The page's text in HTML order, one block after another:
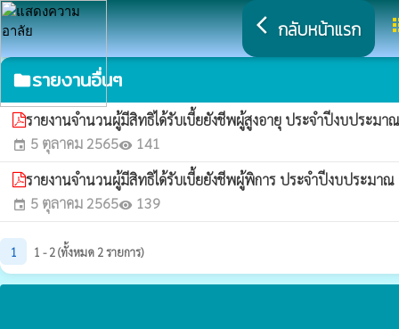
arrow_back_ios กลับหน้าแรก
folderรายงานอื่นๆ
รายงานจำนวนผู้มีสิทธิได้รับเบี้ยยังชีพผู้สูงอายุ ประจำปีงบประม
event 5 ตุลาคม 2565visibility 141
รายงานจำนวนผู้มีสิทธิได้รับเบี้ยยังชีพผู้พิการ ประจำปีงบประมา
event 5 ตุลาคม 2565visibility 139
1 1 - 2 (ทั้งหมด 2 รายการ)